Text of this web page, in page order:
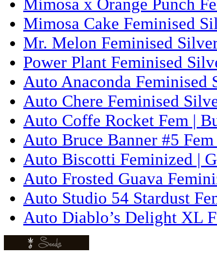
Mimosa x Orange Punch
Mimosa Cake Feminised
Mr. Melon Feminised
Power Plant Feminised
Auto Anaconda Feminised
Auto Chere Feminised
Auto Coffe Rocket Fem |
Auto Bruce Banner #5
Auto Biscotti Feminized |
Auto Frosted Guava
Auto Studio 54 Stardust
Auto Diablo’s Delight XL